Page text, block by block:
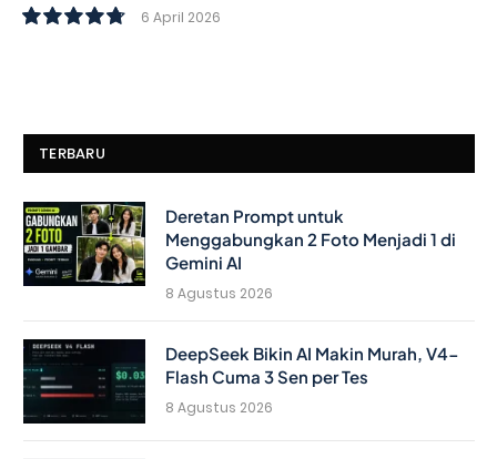
6 April 2026
TERBARU
Deretan Prompt untuk
Menggabungkan 2 Foto Menjadi 1 di
Gemini AI
8 Agustus 2026
DeepSeek Bikin AI Makin Murah, V4-
Flash Cuma 3 Sen per Tes
8 Agustus 2026